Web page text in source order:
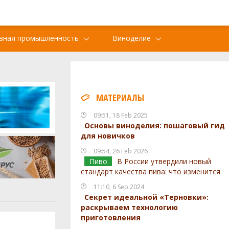
промышленность Виноделие
МАТЕРИАЛЫ
09:51, 18 Feb 2025
Основы виноделия: пошаговый гид
для новичков
09:54, 26 Feb 2026
Пиво
В России утвердили новый
стандарт качества пива: что изменится
11:10, 6 Sep 2024
Секрет идеальной «Терновки»:
раскрываем технологию
приготовления